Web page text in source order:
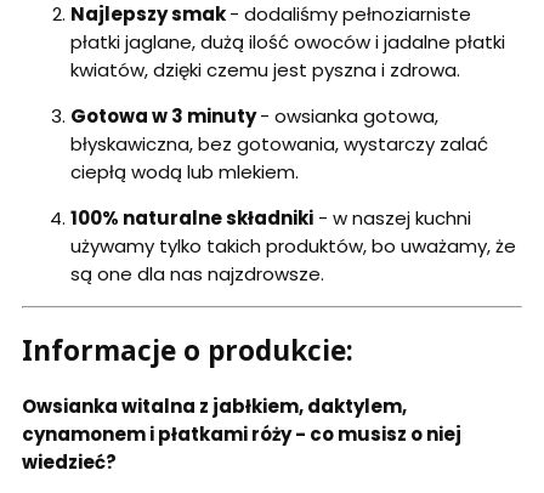
Najlepszy smak- dodaliśmy pełnoziarniste
płatki jaglane, dużą ilość owoców i jadalne płatki
kwiatów, dzięki czemu jest pyszna i zdrowa.
Gotowa w 3 minuty- owsianka gotowa,
błyskawiczna, bez gotowania, wystarczy zalać
ciepłą wodą lub mlekiem.
100% naturalne składniki - w naszej kuchni
używamy tylko takich produktów, bo uważamy, że
są one dla nas najzdrowsze.
Informacje o produkcie:
Owsianka witalna z jabłkiem, daktylem,
cynamonem i płatkami róży - co musisz o niej
wiedzieć?